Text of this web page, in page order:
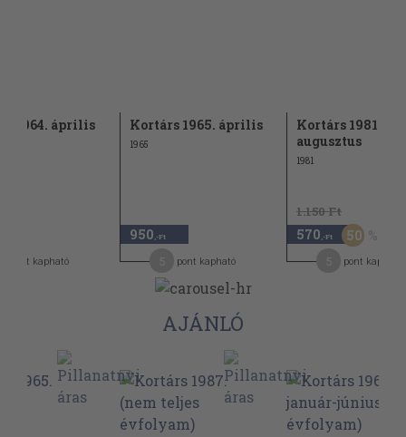
1964. április
pont kapható
Kortárs 1965. április
1965
950 ,-Ft
pont kapható
Kortárs 1981.
augusztus
1981
1.150 Ft
570 ,-Ft 50
pont kapható
AJÁNLÓ